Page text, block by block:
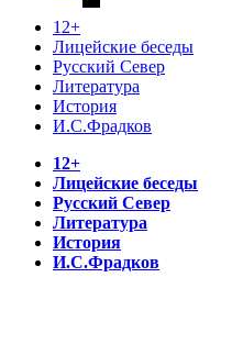
12+
Лицейские беседы
Русский Север
Литература
История
И.С.Фрадков
12+
Лицейские беседы
Русский Север
Литература
История
И.С.Фрадков